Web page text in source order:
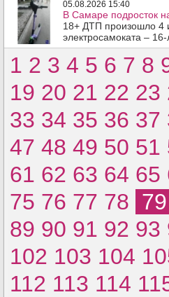
05.08.2026 15:40
В Самаре подросток
18+ ДТП произошло
электросамоката –
1 2 3 4 5 6 7 8
19 20 21 22 23
33 34 35 36 37
47 48 49 50 51
61 62 63 64 65
75 76 77 78
89 90 91 92 93
102 103 104
112 113 114